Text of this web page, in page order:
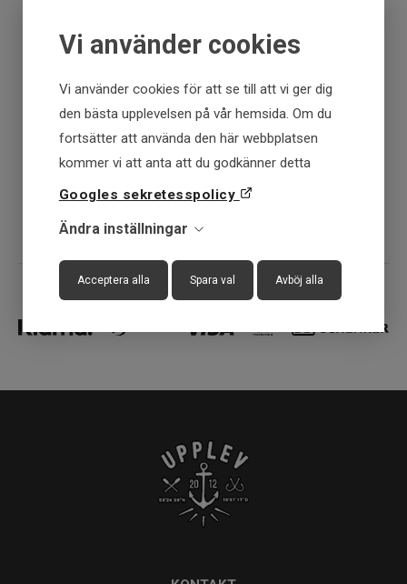
Vi använder cookies
Vi använder cookies för att se till att vi ger dig
den bästa upplevelsen på vår hemsida. Om du
fortsätter att använda den här webbplatsen
kommer vi att anta att du godkänner detta
Googles sekretesspolicy
Ändra inställningar
Acceptera alla Spara val Avböj alla
Få först - Betala senare
Snabba leveranser
30 dagar öppet köp
Fysisk butik